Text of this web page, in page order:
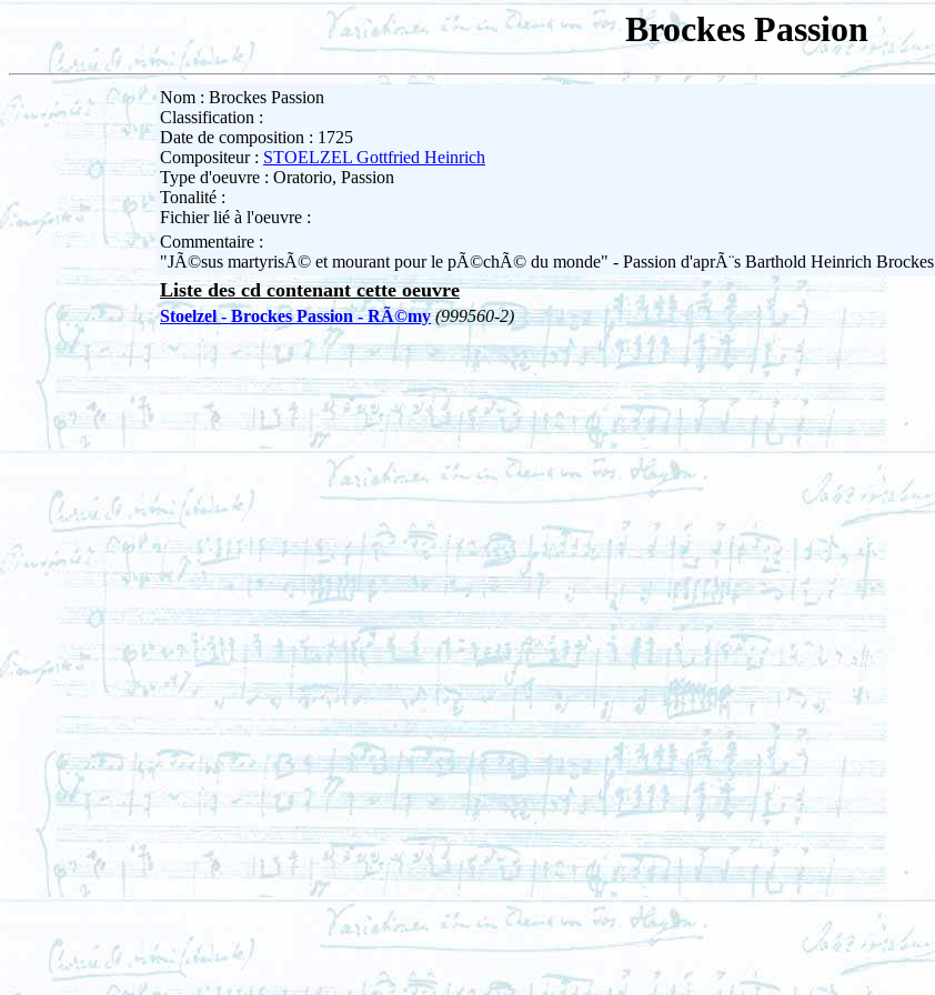
Brockes Passion
Nom : Brockes Passion
Classification :
Date de composition : 1725
Compositeur : STOELZEL Gottfried Heinrich
Type d'oeuvre : Oratorio, Passion
Tonalité :
Fichier lié à l'oeuvre :
Commentaire :
"JÃ©sus martyrisÃ© et mourant pour le pÃ©chÃ© du monde" - Passion d'aprÃ¨s Barthold Heinrich Brockes
Liste des cd contenant cette oeuvre
Stoelzel - Brockes Passion - RÃ©my (999560-2)